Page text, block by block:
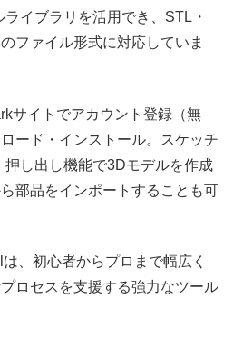
イブラリを活用でき、STL・
ファイル形式に対応していま
サイトでアカウント登録（無
ード・インストール。スケッチ
し出し機能で3Dモデルを作成
部品をインポートすることも可
、初心者からプロまで幅広く
ロセスを支援する強力なツール